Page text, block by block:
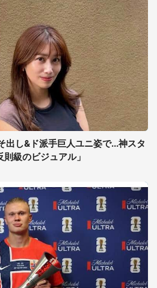
出し&ド派手巨人ユニ姿で...神スタ
級のビジュアル」